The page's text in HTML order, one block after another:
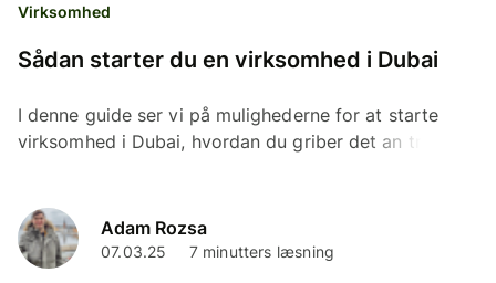
Virksomhed
Sådan starter du en virksomhed i Dubai
I denne guide ser vi på mulighederne for at starte
virksomhed i Dubai, hvordan du griber det an trin for
Adam Rozsa
07.03.25 7 minutters læsning